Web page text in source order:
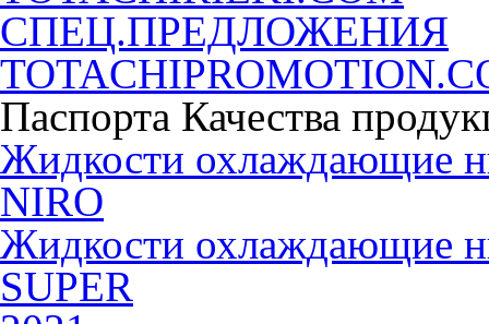
СПЕЦ.ПРЕДЛОЖЕНИЯ
Паспорта Качества
Жидкости охлаждающие
NIRO
Жидкости охлаждающие
SUPER